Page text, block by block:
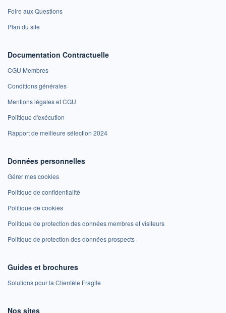
Foire aux Questions
Plan du site
Documentation Contractuelle
CGU Membres
Conditions générales
Mentions légales et CGU
Politique d'exécution
Rapport de meilleure sélection 2024
Données personnelles
Gérer mes cookies
Politique de confidentialité
Politique de cookies
Politique de protection des données membres et visiteurs
Politique de protection des données prospects
Guides et brochures
Solutions pour la Clientèle Fragile
Nos sites